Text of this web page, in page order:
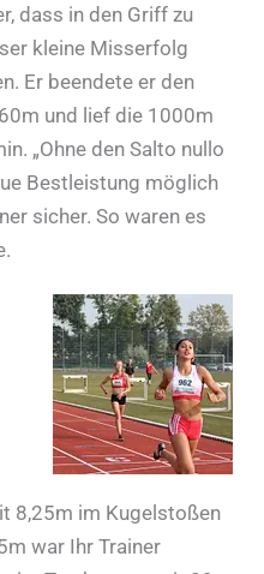
dass in den Griff zu
kleine Misserfolg
Er beendete er den
und lief die 1000m
„Ohne den Salto nullo
Bestleistung möglich
sicher. So waren es
8,25m im Kugelstoßen
war Ihr Trainer